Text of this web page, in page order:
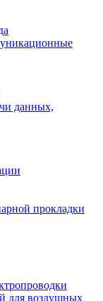
данных,
прокладки
для воздушных